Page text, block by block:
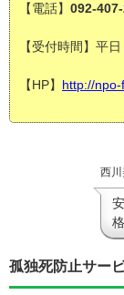
【電話】 092-
【受付時間】平
【HP】 http://
西
孤独死防止サー